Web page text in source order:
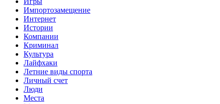
Импортозамещение
Интернет
Истории
Компании
Криминал
Культура
Лайфхаки
Летние виды спорта
Личный счет
Люди
Места